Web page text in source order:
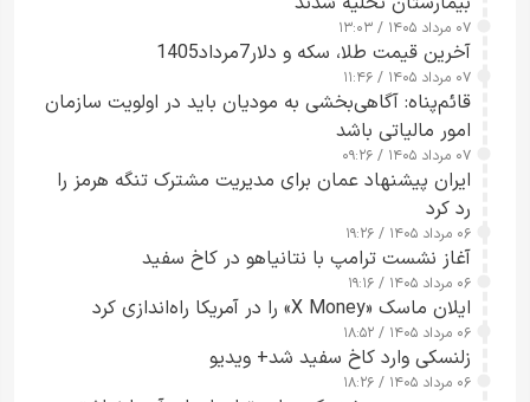
۰۷ مرداد ۱۴۰۵ / ۱۳:۰۳
آخرین قیمت طلا، سکه و دلار7مرداد1405
۰۷ مرداد ۱۴۰۵ / ۱۱:۴۶
قائم‌پناه: آگاهی‌بخشی به مودیان باید در اولویت سازمان
امور مالیاتی باشد
۰۷ مرداد ۱۴۰۵ / ۰۹:۲۶
ایران پیشنهاد عمان برای مدیریت مشترک تنگه هرمز را
رد کرد
۰۶ مرداد ۱۴۰۵ / ۱۹:۲۶
آغاز نشست ترامپ با نتانیاهو در کاخ سفید
۰۶ مرداد ۱۴۰۵ / ۱۹:۱۶
ایلان ماسک «X Money» را در آمریکا راه‌اندازی کرد
۰۶ مرداد ۱۴۰۵ / ۱۸:۵۲
زلنسکی وارد کاخ سفید شد+ ویدیو
۰۶ مرداد ۱۴۰۵ / ۱۸:۲۶